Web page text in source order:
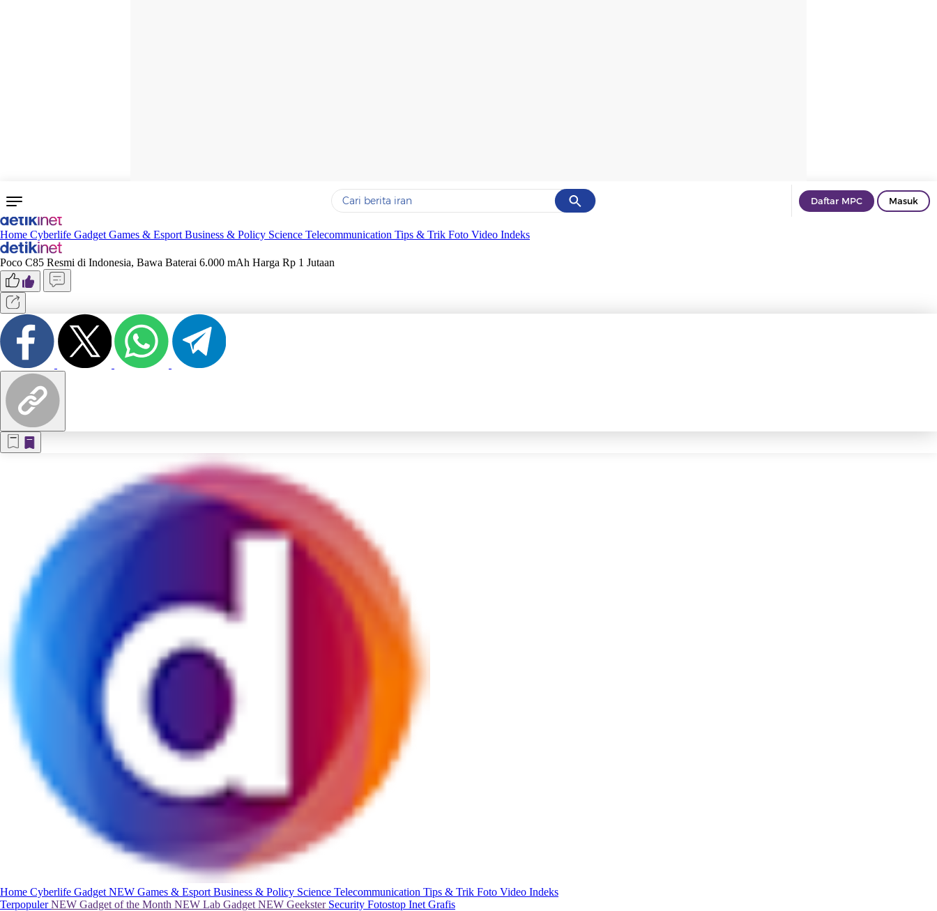
Cancel
Yang sedang ramai dicari
Terakhir yang dicari
Daftar MPC Masuk
Home Cyberlife Gadget Games & Esport Business & Policy Science Telecommunication Tips & Trik Foto Video Indeks
Poco C85 Resmi di Indonesia, Bawa Baterai 6.000 mAh Harga Rp 1 Jutaan
Home Cyberlife Gadget NEW Games & Esport Business & Policy Science Telecommunication Tips & Trik Foto Video Indeks
TerpopulerNEW Gadget of the Month NEW Lab Gadget NEW Geekster Security Fotostop Inet Grafis